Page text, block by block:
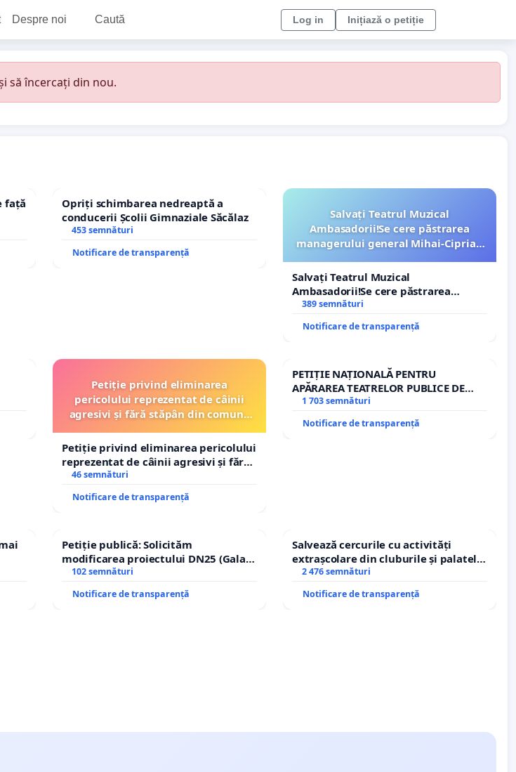
Despre noi Caută Log in Inițiază o petiție
să încercați din nou.
față
Opriți schimbarea nedreaptă a
conducerii Școlii Gimnaziale Săcălaz
453 semnături
Notificare de transparență
Salvați Teatrul Muzical
Ambasadorii!Se cere păstrarea
managerului general Mihai-Ciprian
Salvați Teatrul Muzical
Ambasadorii!Se cere păstrarea
managerului general Mihai-Ciprian
ROGOJAN
389 semnături
Notificare de transparență
Petiție privind eliminarea
pericolului reprezentat de câinii
agresivi și fără stăpân din comuna
Petiție privind eliminarea pericolului
reprezentat de câinii agresivi și fără
stăpân din comuna Tunari
46 semnături
Notificare de transparență
PETIȚIE NAȚIONALĂ PENTRU
APĂRAREA TEATRELOR PUBLICE DE
REPERTORIU DIN ROMÂNIA
1 703 semnături
Notificare de transparență
Petiție publică: Solicităm
modificarea proiectului DN25 (Galați
– Hanu Conachi) prin devierea
traseului în afara localităților!
102 semnături
Notificare de transparență
Salvează cercurile cu activități
extrașcolare din cluburile și palatele
copiilor
2 476 semnături
Notificare de transparență